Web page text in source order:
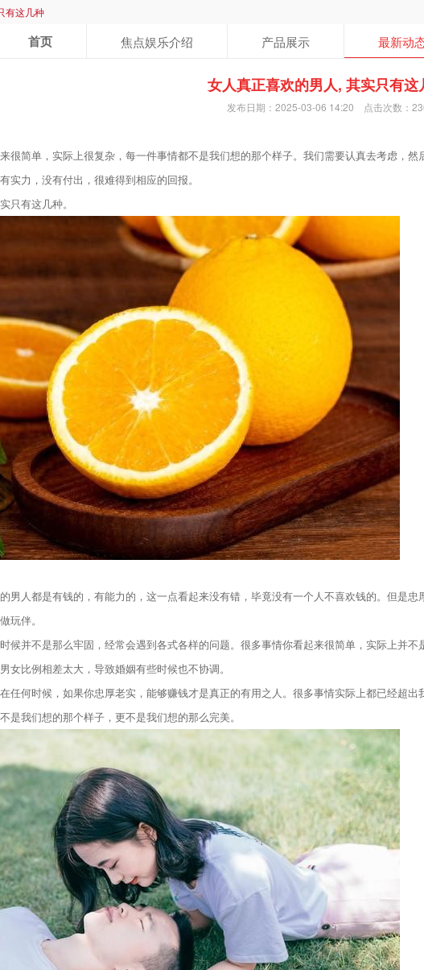
有这几种
首页 焦点娱乐介绍 产品展示 最新动
女人真正喜欢的男人, 其实只有这
发布日期：2025-03-06 14:20 点击次数：
很简单，实际上很复杂，每一件事情都不是我们想的那个样子。我们需要认真去考虑，
实力，没有付出，很难得到相应的回报。
只有这几种。
男人都是有钱的，有能力的，这一点看起来没有错，毕竟没有一个人不喜欢钱的。但是
玩伴。
候并不是那么牢固，经常会遇到各式各样的问题。很多事情你看起来很简单，实际上并
女比例相差太大，导致婚姻有些时候也不协调。
任何时候，如果你忠厚老实，能够赚钱才是真正的有用之人。很多事情实际上都已经超
是我们想的那个样子，更不是我们想的那么完美。